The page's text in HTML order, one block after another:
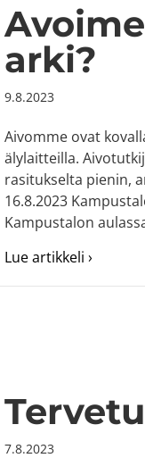
arki?
9.8.2023
Aivomme ovat
älylaitteilla.
rasitukselta pienin,
16.8.2023
Kampustalon
Lue artikkeli ›
7.8.2023